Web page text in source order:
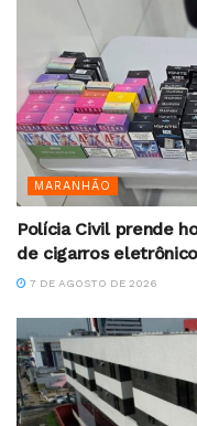
MARANHÃO
Polícia Civil prende
de cigarros
7 DE AGOSTO DE 2026